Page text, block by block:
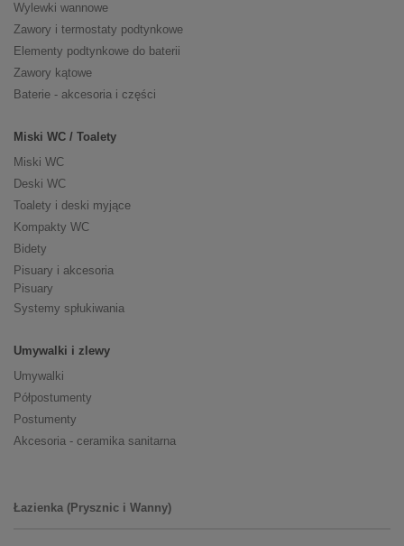
Wylewki wannowe
Zawory i termostaty podtynkowe
Elementy podtynkowe do baterii
Zawory kątowe
Baterie - akcesoria i części
Miski WC / Toalety
Miski WC
Deski WC
Toalety i deski myjące
Kompakty WC
Bidety
Pisuary i akcesoria
Pisuary
Systemy spłukiwania
Umywalki i zlewy
Umywalki
Półpostumenty
Postumenty
Akcesoria - ceramika sanitarna
Łazienka (Prysznic i Wanny)